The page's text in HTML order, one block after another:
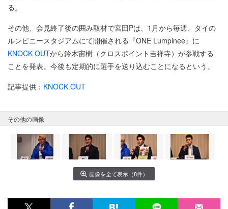
る。
その他、会見終了後の囲み取材で宮田Pは、1月から毎週、タイの
ルンピニースタジアムにて開催される『ONE Lumpinee』に
KNOCK OUTから鈴木宙樹（クロスポイント吉祥寺）が参戦する
ことを発表。今後も定期的に選手を送り込むことになるという。
記事提供： KNOCK OUT
その他の画像
画像を全て表示（8件）